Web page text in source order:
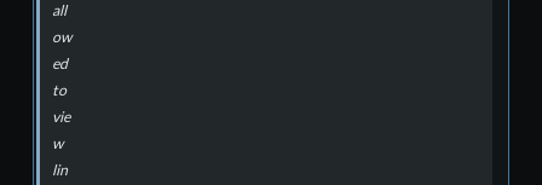
all
ow
ed
to
vie
w
lin